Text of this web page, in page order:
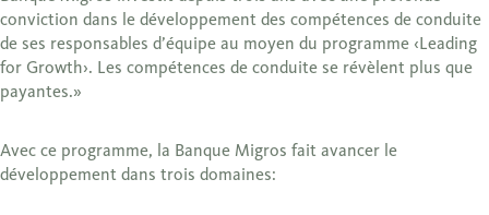
conviction dans le développement des compétences de conduite
de ses responsables d’équipe au moyen du programme ‹Leading
for Growth›. Les compétences de conduite se révèlent plus que
payantes.»
Avec ce programme, la Banque Migros fait avancer le
développement dans trois domaines: